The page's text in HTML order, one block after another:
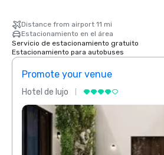
Distance from airport 11 mi
Estacionamiento en el área
Servicio de estacionamiento gratuito
Estacionamiento para autobuses
Promote your venue
Hotel de lujo